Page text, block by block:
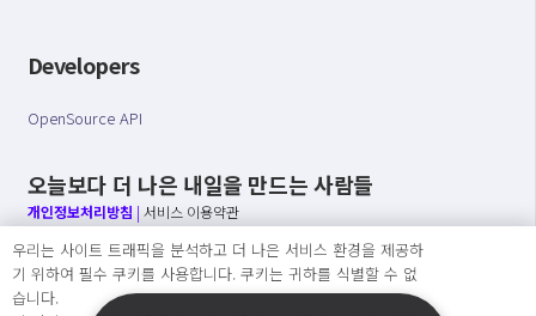
Developers
OpenSource API
오늘보다 더 나은 내일을 만드는 사람들
개인정보처리방침 | 서비스 이용약관
○ 개인정보보호 컴플라이언스를 선도하겠습니다.
○ 정보주체의 권리를 보장하겠습니다.
○ 기업의 개인정보보호를 위한 효율적 관리를 보장하겠습니다.
우리는 사이트 트래픽을 분석하고 더 나은 서비스 환경을 제공하
기 위하여 필수 쿠키를 사용합니다. 쿠키는 귀하를 식별할 수 없
습니다.